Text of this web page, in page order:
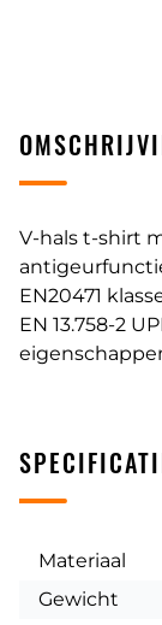
V-hals t-shirt
EN20471
EN 13.758-2
Materiaal
Gewicht